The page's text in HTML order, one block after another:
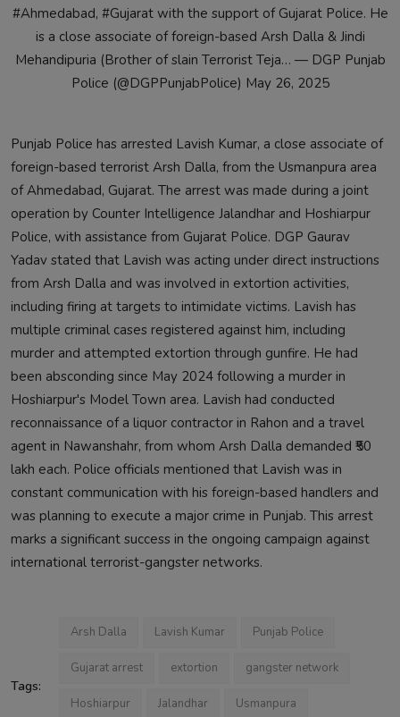
#Ahmedabad, #Gujaratwith the support of Gujarat Police. He
is a close associate of foreign-based Arsh Dalla & Jindi
Mehandipuria (Brother of slain Terrorist Teja… — DGP Punjab
Police (@DGPPunjabPolice) May 26, 2025
Punjab Police has arrested Lavish Kumar, a close associate of
foreign-based terrorist Arsh Dalla, from the Usmanpura area
of Ahmedabad, Gujarat. The arrest was made during a joint
operation by Counter Intelligence Jalandhar and Hoshiarpur
Police, with assistance from Gujarat Police. DGP Gaurav
Yadav stated that Lavish was acting under direct instructions
from Arsh Dalla and was involved in extortion activities,
including firing at targets to intimidate victims. Lavish has
multiple criminal cases registered against him, including
murder and attempted extortion through gunfire. He had
been absconding since May 2024 following a murder in
Hoshiarpur's Model Town area. Lavish had conducted
reconnaissance of a liquor contractor in Rahon and a travel
agent in Nawanshahr, from whom Arsh Dalla demanded ₹50
lakh each. Police officials mentioned that Lavish was in
constant communication with his foreign-based handlers and
was planning to execute a major crime in Punjab. This arrest
marks a significant success in the ongoing campaign against
international terrorist-gangster networks.
Tags:
Arsh Dalla Lavish Kumar Punjab Police
Gujarat arrest extortion gangster network
Hoshiarpur Jalandhar Usmanpura